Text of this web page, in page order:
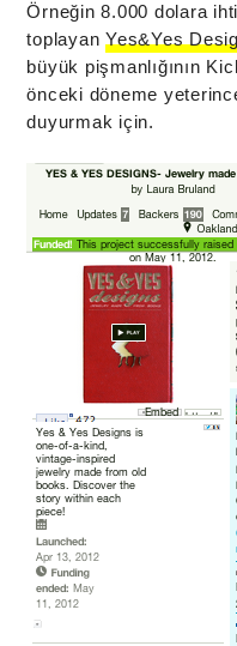
Örneğin 8.000 dolara
toplayanYes&Yes
büyük pişmanlığının
önceki döneme
duyurmak için.